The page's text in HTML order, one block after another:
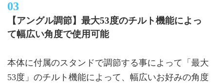
【アングル調節】最大53度のチルト機能によっ
て幅広い角度で使用可能
本体に付属のスタンドで調節する事によって「最大
53度」のチルト機能によって、幅広いお好みの角度